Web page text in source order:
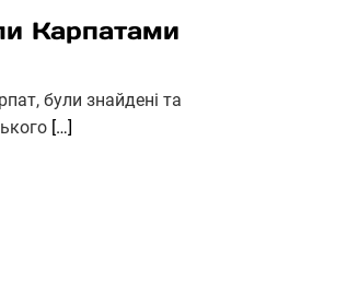
Карпатами
були знайдені та
[…]